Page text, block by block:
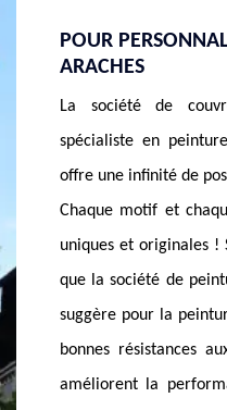
vous
très
en
COUVREUR
À VOTRE SERVICE
Vous êtes dans le
entretenir votre toit
problèmes ? La
Rénovation à
Possédant des
polyvalents, la société
intervenir dans
toiture et la
la société de couvreur